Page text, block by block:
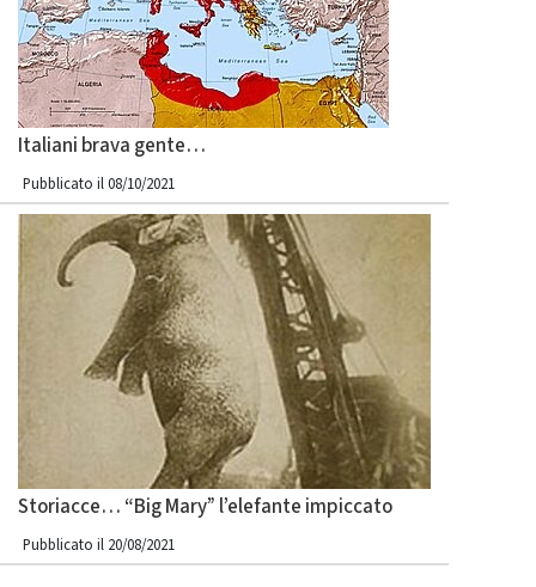
Italiani brava gente…
Pubblicato il 08/10/2021
Storiacce… “Big Mary” l’elefante impiccato
Pubblicato il 20/08/2021